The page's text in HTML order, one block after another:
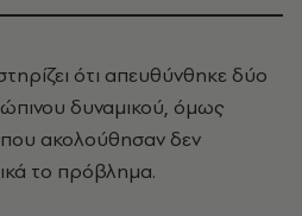
ότι απευθύνθηκε δύο
δυναμικού, όμως
που ακολούθησαν δεν
το πρόβλημα.